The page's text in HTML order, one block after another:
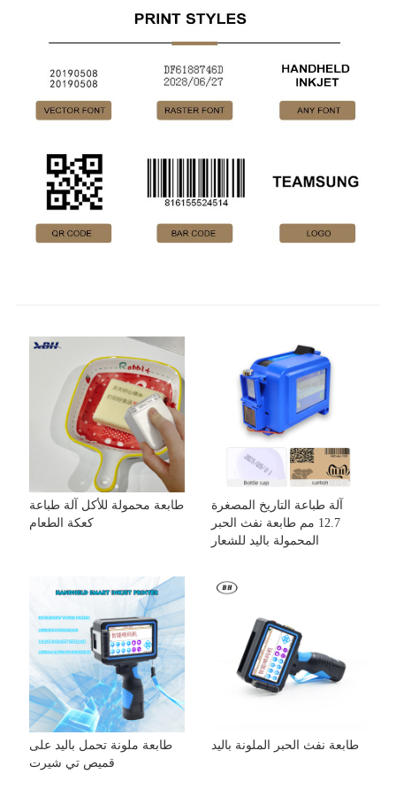
طابعة محمولة للأكل آلة طباعة
كعكة الطعام
آلة طباعة التاريخ المصغرة
12.7 مم طابعة نفث الحبر
المحمولة باليد للشعار
طابعة ملونة تحمل باليد على
قميص تي شيرت
طابعة نفث الحبر الملونة باليد